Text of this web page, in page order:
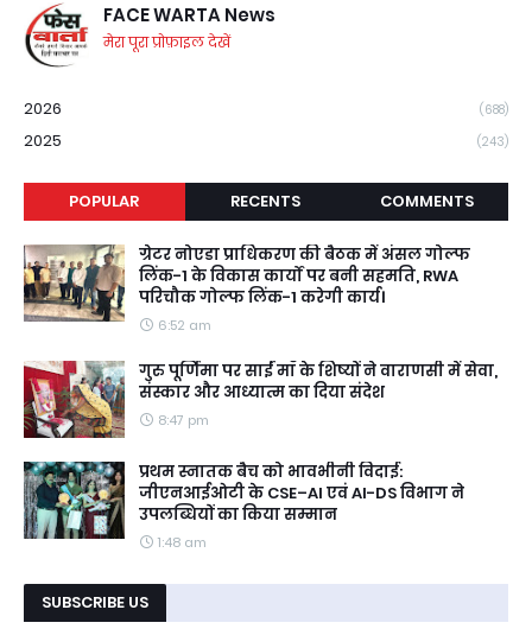
FACE WARTA News
मेरा पूरा प्रोफ़ाइल देखें
2026 (688)
2025 (243)
POPULAR RECENTS COMMENTS
ग्रेटर नोएडा प्राधिकरण की बैठक में अंसल गोल्फ
लिंक-1 के विकास कार्यों पर बनी सहमति, RWA
परिचौक गोल्फ लिंक-1 करेगी कार्य।
6:52 am
गुरु पूर्णिमा पर साईं माँ के शिष्यों ने वाराणसी में सेवा,
संस्कार और आध्यात्म का दिया संदेश
8:47 pm
प्रथम स्नातक बैच को भावभीनी विदाई:
जीएनआईओटी के CSE–AI एवं AI-DS विभाग ने
उपलब्धियों का किया सम्मान
1:48 am
SUBSCRIBE US